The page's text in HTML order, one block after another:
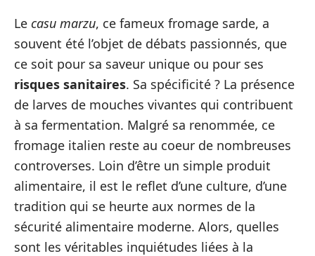
Le casu marzu, ce fameux fromage sarde, a
souvent été l’objet de débats passionnés, que
ce soit pour sa saveur unique ou pour ses
risques sanitaires. Sa spécificité ? La présence
de larves de mouches vivantes qui contribuent
à sa fermentation. Malgré sa renommée, ce
fromage italien reste au coeur de nombreuses
controverses. Loin d’être un simple produit
alimentaire, il est le reflet d’une culture, d’une
tradition qui se heurte aux normes de la
sécurité alimentaire moderne. Alors, quelles
sont les véritables inquiétudes liées à la